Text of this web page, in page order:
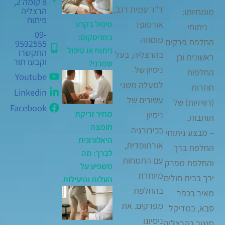
מומחיותו:
– ניתוחי
החלפת פרקים
ראשונית וכן
החלפות
חוזרות
(רוויזיות) של
תותבות.
– מבצע ניתוחי
החלפת ברך
והחלפת מפרק
ירך בבית חולים
מאיר בכפר
סבא, במדיקל
ד"ר עמית רגב,
אורטופד
מומחה
בהרצליה, בעל
ניסיון של
למעלה משני
עשורים של
ניסיון
בכירורגיה
אורתופדית,
עם התמחות
מיוחדת
בהחלפת
מפרקים. את
ניסיונו
טיפול בקרע
במניסקוס:
ניתוח או טיפול
שמרני?
מחיר זריקת
חומצה
היאלורונית
לברך: מה
משפיע על
העלות והיעילות
הרצליה
פיתוח
09-
9592555
התקשרו
וקבעו תור
Youtube
Linkedin
Facebook